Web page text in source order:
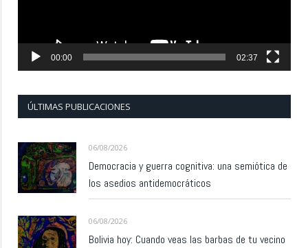
00:00 02:37
ÚLTIMAS PUBLICACIONES
06/08/2026
Democracia y guerra cognitiva: una semiótica de
los asedios antidemocráticos
06/08/2026
Bolivia hoy: Cuando veas las barbas de tu vecino